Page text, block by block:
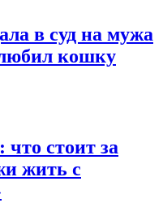
в суд на мужа
любил кошку
что стоит за
жить с